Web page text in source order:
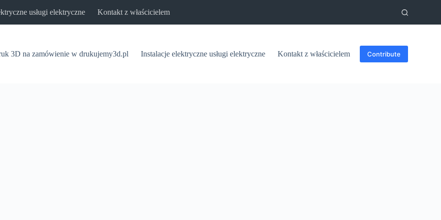
usługi elektryczne Kontakt z właścicielem
3D na zamówienie w drukujemy3d.pl Instalacje elektryczne usługi elektryczne Kontakt z właścicielem Contribute